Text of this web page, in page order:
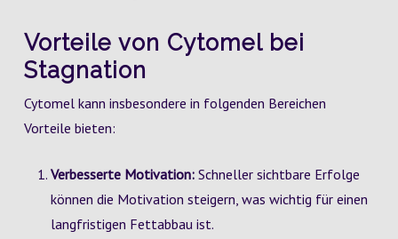
Vorteile von Cytomel bei
Stagnation
Cytomel kann insbesondere in folgenden Bereichen
Vorteile bieten:
Verbesserte Motivation:Schneller sichtbare Erfolge
können die Motivation steigern, was wichtig für einen
langfristigen Fettabbau ist.